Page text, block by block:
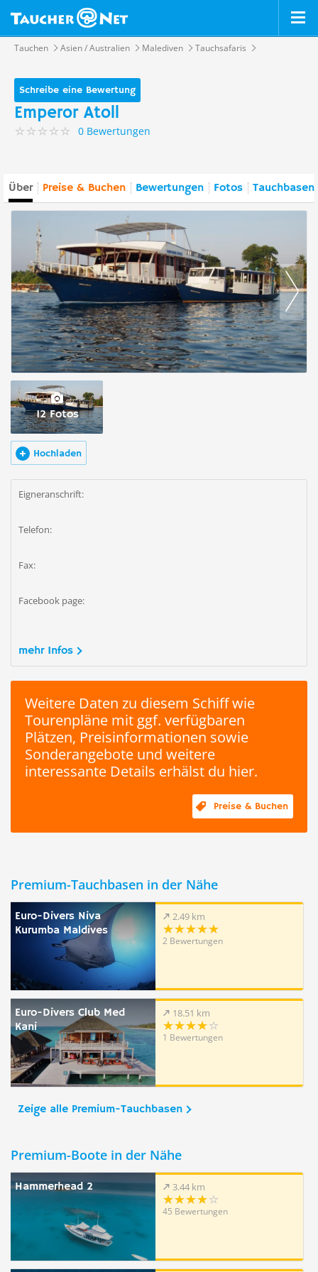
Tauchen Asien / Australien Malediven Tauchsafaris
Schreibe eine Bewertung
Emperor Atoll
0 Bewertungen
Über Preise & Buchen Bewertungen Fotos
12 Fotos
Hochladen
Eigneranschrift:
Telefon:
Fax:
Facebook page:
mehr Infos
Weitere Daten zu diesem Schiff wie
Tourenpläne mit ggf. verfügbaren
Plätzen, Preisinformationen sowie
Sonderangebote und weitere
interessante Details erhälst du hier.
Preise & Buchen
Premium-Tauchbasen in der Nähe
Euro-Divers Niva
Kurumba Maldives
2.49 km
2 Bewertungen
Euro-Divers Club Med
Kani
18.51 km
1 Bewertungen
Zeige alle Premium-Tauchbasen
Premium-Boote in der Nähe
Hammerhead 2 3.44 km
45 Bewertungen